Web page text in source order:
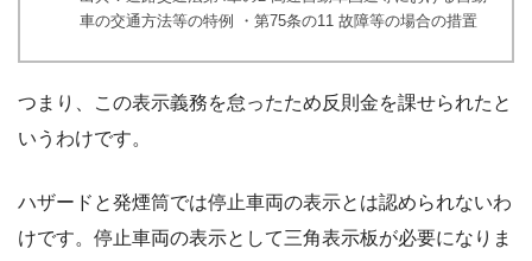
車の交通方法等の特例 ・第75条の11 故障等の場合の措置
つまり、この表示義務を怠ったため反則金を課せられたと
いうわけです。
ハザードと発煙筒では停止車両の表示とは認められないわ
けです。停止車両の表示として三角表示板が必要になりま